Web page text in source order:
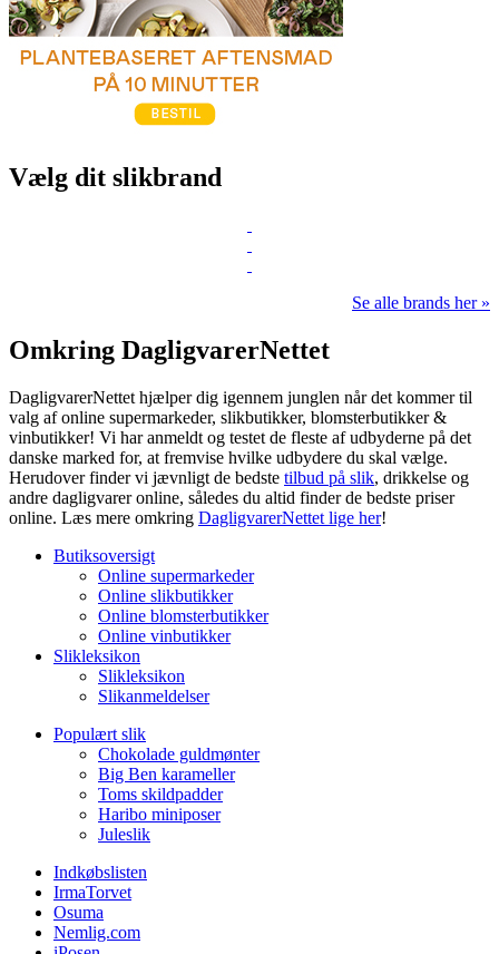
Vælg dit slikbrand
Se alle brands her »
Omkring DagligvarerNettet
DagligvarerNettet hjælper dig igennem junglen når det kommer til
valg af online supermarkeder, slikbutikker, blomsterbutikker &
vinbutikker! Vi har anmeldt og testet de fleste af udbyderne på det
danske marked for, at fremvise hvilke udbydere du skal vælge.
Herudover finder vi jævnligt de bedste tilbud på slik, drikkelse og
andre dagligvarer online, således du altid finder de bedste priser
online. Læs mere omkring DagligvarerNettet lige her!
Butiksoversigt
Online supermarkeder
Online slikbutikker
Online blomsterbutikker
Online vinbutikker
Slikleksikon
Slikleksikon
Slikanmeldelser
Populært slik
Chokolade guldmønter
Big Ben karameller
Toms skildpadder
Haribo miniposer
Juleslik
Indkøbslisten
IrmaTorvet
Osuma
Nemlig.com